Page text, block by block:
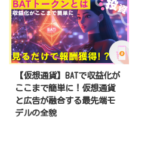
【仮想通貨】BATで収益化が
ここまで簡単に！仮想通貨
と広告が融合する最先端モ
デルの全貌